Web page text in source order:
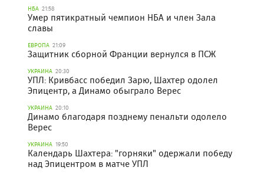
НБА 21:58
Умер пятикратный чемпион НБА и член Зала
славы
ЕВРОПА 21:09
Защитник сборной Франции вернулся в ПСЖ
УКРАИНА 20:30
УПЛ: Кривбасс победил Зарю, Шахтер одолел
Эпицентр, а Динамо обыграло Верес
УКРАИНА 20:10
Динамо благодаря позднему пенальти одолело
Верес
УКРАИНА 19:50
Календарь Шахтера: "горняки" одержали победу
над Эпицентром в матче УПЛ